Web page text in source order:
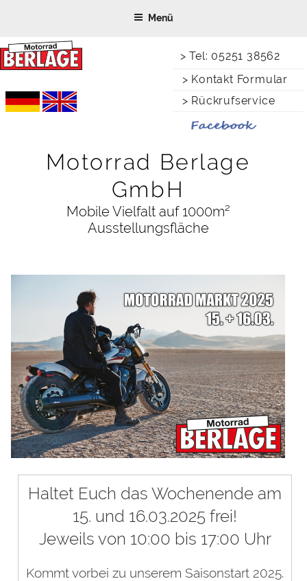
springen
> Tel: 05251 38562
> Kontakt Formular
> Rückrufservice
Motorrad Berlage
GmbH
Mobile Vielfalt auf 1000m²
Ausstellungsfläche
Menü
Haltet Euch das Wochenende am
15. und 16.03.2025 frei!
Jeweils von 10:00 bis 17:00 Uhr
Kommt vorbei zu unserem Saisonstart 2025.